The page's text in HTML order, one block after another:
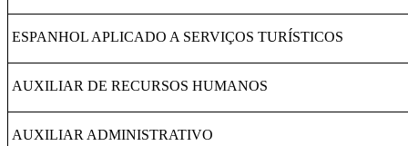
ESPANHOL APLICADO A SERVIÇOS TURÍSTICOS
AUXILIAR DE RECURSOS HUMANOS
AUXILIAR ADMINISTRATIVO